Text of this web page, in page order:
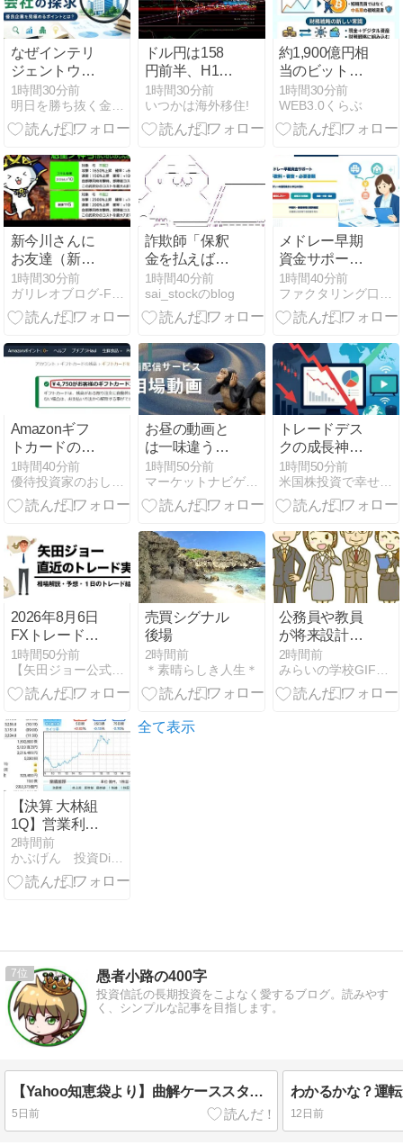
《Amazon サ
マーセール：
8/17まで》
なぜインテリ
ジェントウェ
イブの株価は
上がったの
か？決済シス
長力を分析
1時間30分前
ドル円は158
円前半、H1で
上昇基調を維
持 2026年8月
7日13時更新
1時間30分前
いつかは海外移住!
約1,900億円相
当のビットコ
イン保有も維
持
1時間30分前
WEB3.0くらぶ
新今川さんに
お友達（新ス
キル）がやっ
てきた
1時間30分前
詐欺師「保釈
金を払えば逮
捕されない」
30代男性
1342万円騙し
警察に誘導さ
れ被害が発覚
1時間40分前
sai_stockのblog
メドレー早期
資金サポート
の手数料・審
査・必要書類
を詳しく解説
1時間40分前
Amazonギフ
トカードの株
主優待
1時間40分前
お昼の動画と
は一味違う別
の動画も配信
しています
1時間50分前
マーケットナビゲーター
トレードデス
クの成長神話
が崩れた日
PER90倍から
16倍へ急低下
1時間50分前
2026年8月6日
FXトレード実
践結果
1時間50分前
【矢田ジョー公式】FX初心者が副業で月20万円を稼ぐ方法
売買シグナル
後場
2時間前
＊素晴らしき人生＊
公務員や教員
が将来設計で
活かせる3つ
の強み
2時間前
【決算 大林組
1Q】営業利益
107％増、国
内建築の採算
改善が鮮明
2時間前
かぶげん 投資Diary 〜夢の配当金生活を目指して〜
全て表示
7 愚者小路の400字
投資信託の長期投資をこよなく愛するブログ。読みやす
く、シンプルな記事を目指します。
【Yahoo知恵袋より】曲解ケーススタディ。20代の6割が投資をするようになる未来が！？を400字で。
5日前 12日前